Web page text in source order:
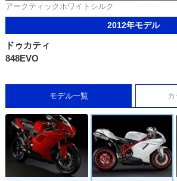
アークティックホワイトシルク
2012年モデル
ドゥカティ
848EVO
モデル一覧